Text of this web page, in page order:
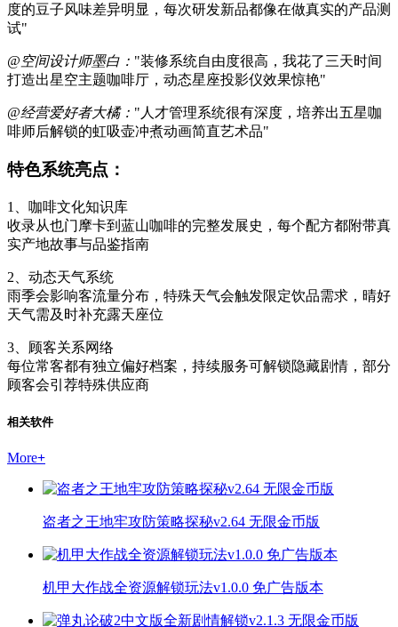
度的豆子风味差异明显，每次研发新品都像在做真实的产品测
试"
@空间设计师墨白： "装修系统自由度很高，我花了三天时间
打造出星空主题咖啡厅，动态星座投影仪效果惊艳"
@经营爱好者大橘： "人才管理系统很有深度，培养出五星咖
啡师后解锁的虹吸壶冲煮动画简直艺术品"
特色系统亮点：
1、咖啡文化知识库
收录从也门摩卡到蓝山咖啡的完整发展史，每个配方都附带真
实产地故事与品鉴指南
2、动态天气系统
雨季会影响客流量分布，特殊天气会触发限定饮品需求，晴好
天气需及时补充露天座位
3、顾客关系网络
每位常客都有独立偏好档案，持续服务可解锁隐藏剧情，部分
顾客会引荐特殊供应商
相关软件
More+
盗者之王地牢攻防策略探秘v2.64 无限金币版
机甲大作战全资源解锁玩法v1.0.0 免广告版本